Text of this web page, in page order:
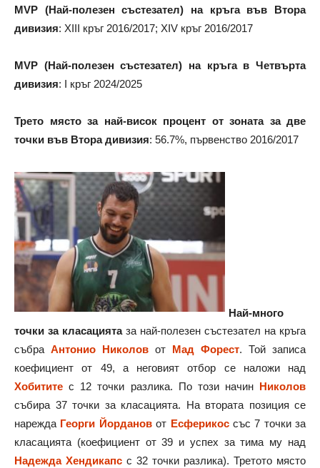
MVP (Най-полезен състезател) на кръга във Втора
дивизия: XIII кръг 2016/2017; XIV кръг 2016/2017
MVP (Най-полезен състезател) на кръга в Четвърта
дивизия: I кръг 2024/2025
Трето място за най-висок процент от зоната за две
точки във Втора дивизия: 56.7%, първенство 2016/2017
Най-много
точки за класациятаза най-полезен състезател на кръга
събра Антонио Николов от Мад Форест. Той записа
коефициент от 49, а неговият отбор се наложи над
Хобитите с 12 точки разлика. По този начин Николов
събира 37 точки за класацията. На втората позиция се
нарежда Георги Йордановот Есферикоссъс 7 точки за
класацията (коефициент от 39 и успех за тима му над
Надежда Хендикапс с 32 точки разлика). Третото място